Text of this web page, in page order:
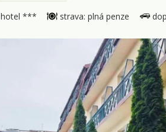
hotel *** strava: plná penze